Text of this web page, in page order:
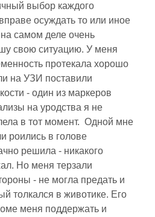
выбор каждого
осуждать то или иное
самом деле очень
свою ситуацию. У меня
протекала хорошо
на УЗИ поставили
- один из маркеров
на уродства я не
в тот момент. Одной мне
роились в голове
решила - никакого
Но меня терзали
- не могла предать и
толкался в животике. Его
меня поддержать и